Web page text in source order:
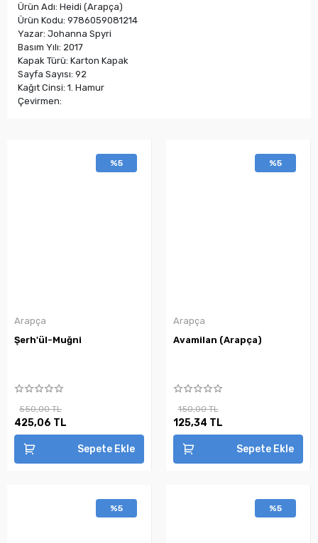
Ürün Adı: Heidi (Arapça)
Ürün Kodu: 9786059081214
Yazar: Johanna Spyri
Basım Yılı: 2017
Kapak Türü: Karton Kapak
Sayfa Sayısı: 92
Kağıt Cinsi: 1. Hamur
Çevirmen:
%5
Arapça
Şerh'ül-Muğni
550,00 TL
425,06 TL
Sepete Ekle
%5
Arapça
Avamilan (Arapça)
150,00 TL
125,34 TL
Sepete Ekle
%5 %5